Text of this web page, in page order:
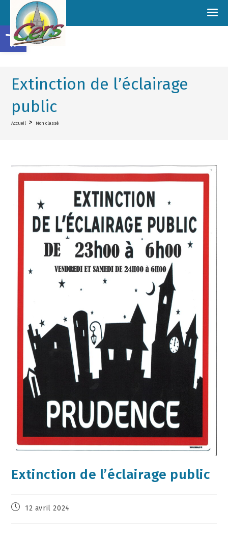
Extinction de l’éclairage
public
Accueil > Non classé
Extinction de l’éclairage public
12 avril 2024
Ouvrir la barre d’outils